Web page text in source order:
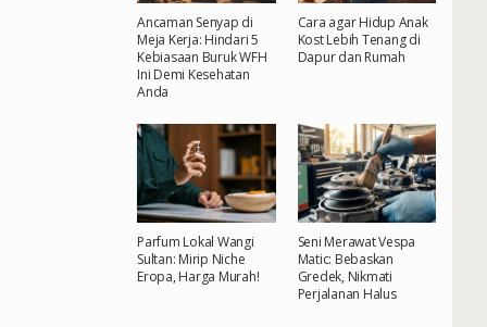
Ancaman Senyap di
Meja Kerja: Hindari 5
Kebiasaan Buruk WFH
Ini Demi Kesehatan
Anda
Cara agar Hidup Anak
Kost Lebih Tenang di
Dapur dan Rumah
Parfum Lokal Wangi
Sultan: Mirip Niche
Eropa, Harga Murah!
Seni Merawat Vespa
Matic: Bebaskan
Gredek, Nikmati
Perjalanan Halus